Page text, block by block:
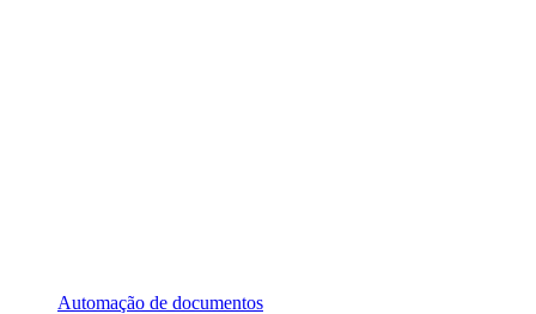
Automação de documentos